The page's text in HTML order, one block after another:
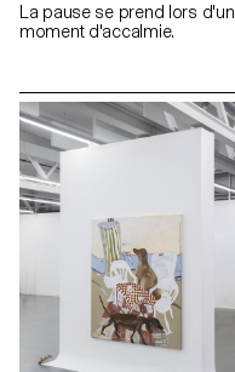
La pause se prend lors d'un
moment d'accalmie.